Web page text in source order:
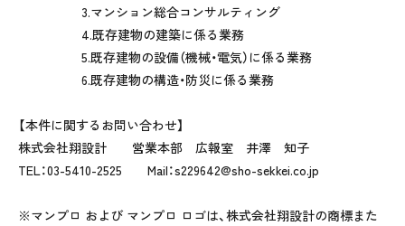
3.マンション総合コンサルティング
4.既存建物の建築に係る業務
5.既存建物の設備（機械・電気）に係る業務
6.既存建物の構造・防災に係る業務
【本件に関するお問い合わせ】
株式会社翔設計 営業本部 広報室 井澤 知子
TEL：03-5410-2525 Mail：s229642@sho-sekkei.co.jp
※マンプロ および マンプロ ロゴは、株式会社翔設計の商標また